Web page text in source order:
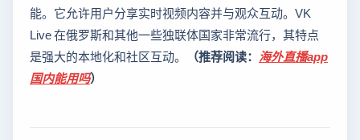
能。它允许用户分享实时视频内容并与观众互动。VK
Live 在俄罗斯和其他一些独联体国家非常流行，其特点
是强大的本地化和社区互动。
（推荐阅读： 海外直播app
国内能用吗）